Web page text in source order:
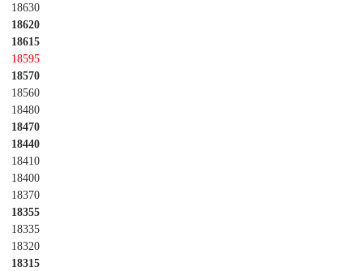
18630
18620
18615
18595
18570
18560
18480
18470
18440
18410
18400
18370
18355
18335
18320
18315